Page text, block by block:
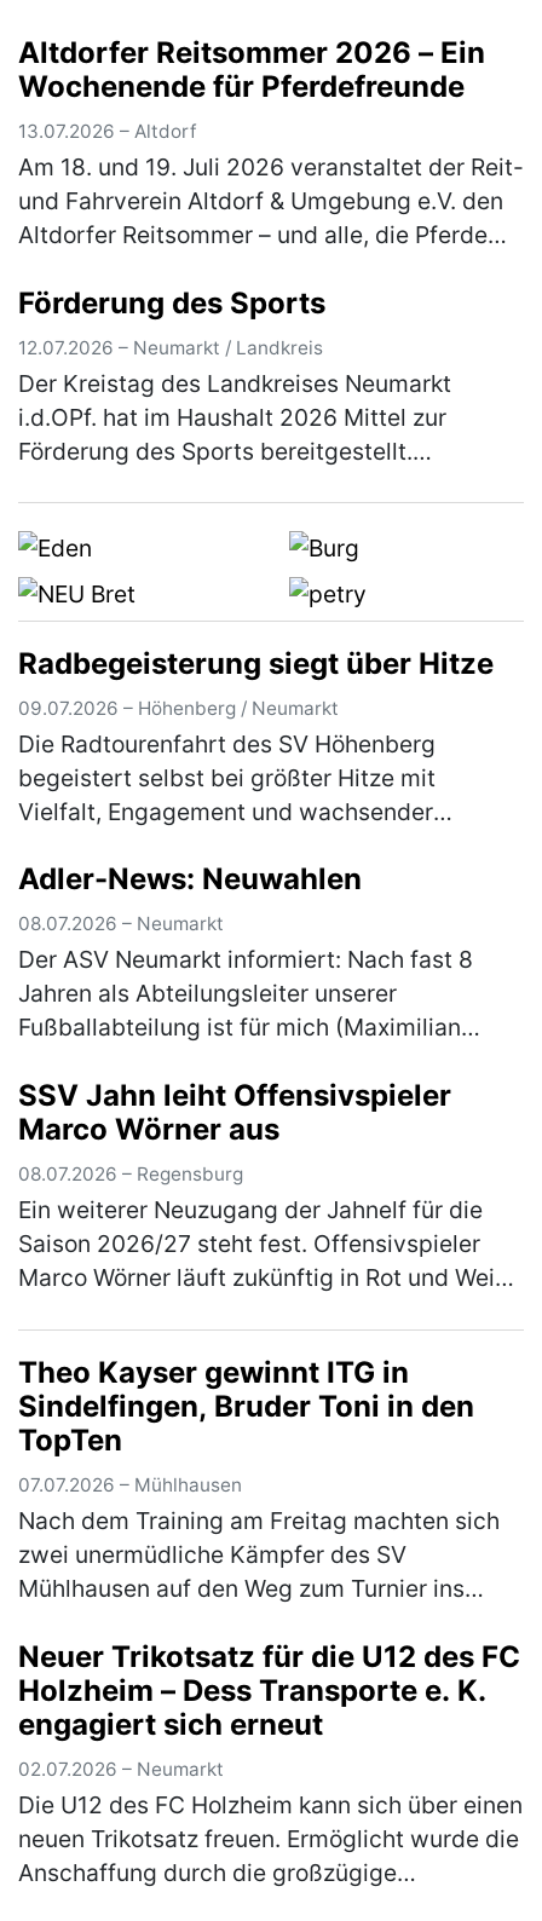
fortsetzen. Die loyale und sehr langjäh…
(mehr)
Altdorfer Reitsommer 2026 – Ein
Wochenende für Pferdefreunde
13.07.2026 – Altdorf
Am 18. und 19. Juli 2026 veranstaltet der Reit-
und Fahrverein Altdorf & Umgebung e.V. den
Altdorfer Reitsommer – und alle, die Pferde
Besucher erleb…(mehr)
Förderung des Sports
12.07.2026 – Neumarkt / Landkreis
Der Kreistag des Landkreises Neumarkt
i.d.OPf. hat im Haushalt 2026 Mittel zur
Förderung des Sports bereitgestellt.
werden, …
Radbegeisterung siegt über Hitze
09.07.2026 – Höhenberg / Neumarkt
Die Radtourenfahrt des SV Höhenberg
begeistert selbst bei größter Hitze mit
Vielfalt, Engagement und wachsender
SV Höhenberg zog am letzten Juni-
Wochenende … (mehr)
Adler-News: Neuwahlen
08.07.2026 – Neumarkt
Der ASV Neumarkt informiert: Nach fast 8
Jahren als Abteilungsleiter unserer
Fußballabteilung ist für mich (Maximilian
neue Hände zu übergeben. Aus persönlichen
…(mehr)
SSV Jahn leiht Offensivspieler
Marco Wörner aus
08.07.2026 – Regensburg
Ein weiterer Neuzugang der Jahnelf für die
Saison 2026/27 steht fest. Offensivspieler
Marco Wörner läuft zukünftig in Rot und Weiß
Theo Kayser gewinnt ITG in
Sindelfingen, Bruder Toni in den
TopTen
07.07.2026 – Mühlhausen
Nach dem Training am Freitag machten sich
zwei unermüdliche Kämpfer des SV
Mühlhausen auf den Weg zum Turnier ins
mit 1800 Startern aus 270 Vereinen gut
besu…(mehr)
Neuer Trikotsatz für die U12 des FC
Holzheim – Dess Transporte e. K.
engagiert sich erneut
02.07.2026 – Neumarkt
Die U12 des FC Holzheim kann sich über einen
neuen Trikotsatz freuen. Ermöglicht wurde die
Anschaffung durch die großzügige